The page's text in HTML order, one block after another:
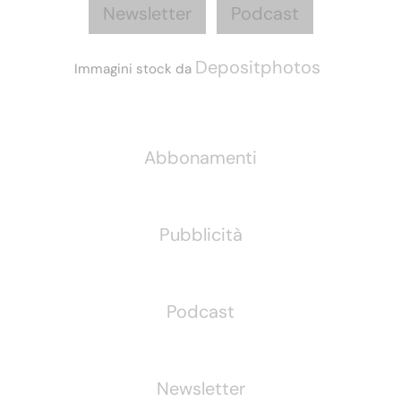
Newsletter Podcast
Immagini stock da Depositphotos
Abbonamenti
Pubblicità
Podcast
Newsletter